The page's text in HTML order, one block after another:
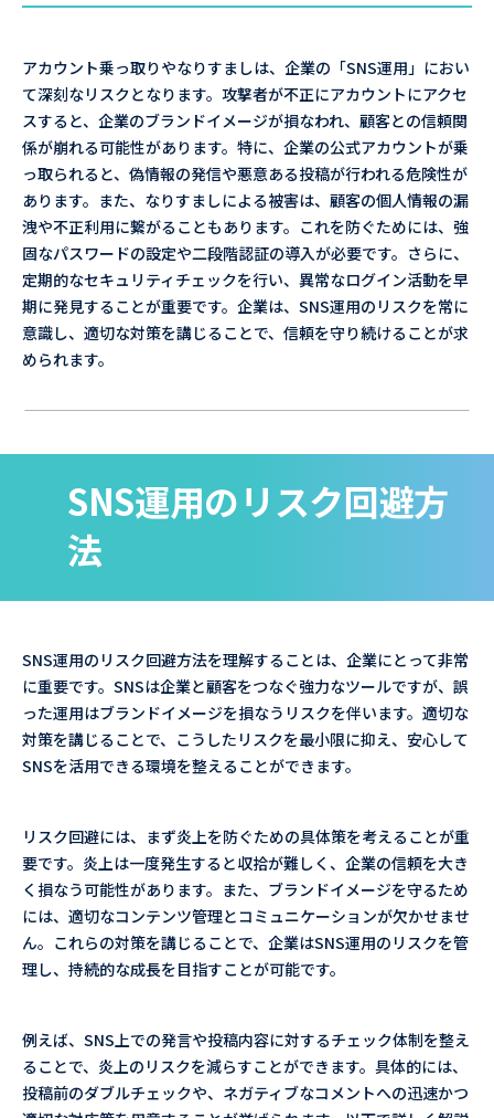
アカウント乗っ取りやなりすましは、企業の「SNS運用」におい
て深刻なリスクとなります。攻撃者が不正にアカウントにアクセ
スすると、企業のブランドイメージが損なわれ、顧客との信頼関
係が崩れる可能性があります。特に、企業の公式アカウントが乗
っ取られると、偽情報の発信や悪意ある投稿が行われる危険性が
あります。また、なりすましによる被害は、顧客の個人情報の漏
洩や不正利用に繋がることもあります。これを防ぐためには、強
固なパスワードの設定や二段階認証の導入が必要です。さらに、
定期的なセキュリティチェックを行い、異常なログイン活動を早
期に発見することが重要です。企業は、SNS運用のリスクを常に
意識し、適切な対策を講じることで、信頼を守り続けることが求
められます。
SNS運用のリスク回避方
法
SNS運用のリスク回避方法を理解することは、企業にとって非常
に重要です。SNSは企業と顧客をつなぐ強力なツールですが、誤
った運用はブランドイメージを損なうリスクを伴います。適切な
対策を講じることで、こうしたリスクを最小限に抑え、安心して
SNSを活用できる環境を整えることができます。
リスク回避には、まず炎上を防ぐための具体策を考えることが重
要です。炎上は一度発生すると収拾が難しく、企業の信頼を大き
く損なう可能性があります。また、ブランドイメージを守るため
には、適切なコンテンツ管理とコミュニケーションが欠かせませ
ん。これらの対策を講じることで、企業はSNS運用のリスクを管
理し、持続的な成長を目指すことが可能です。
例えば、SNS上での発言や投稿内容に対するチェック体制を整え
ることで、炎上のリスクを減らすことができます。具体的には、
投稿前のダブルチェックや、ネガティブなコメントへの迅速かつ